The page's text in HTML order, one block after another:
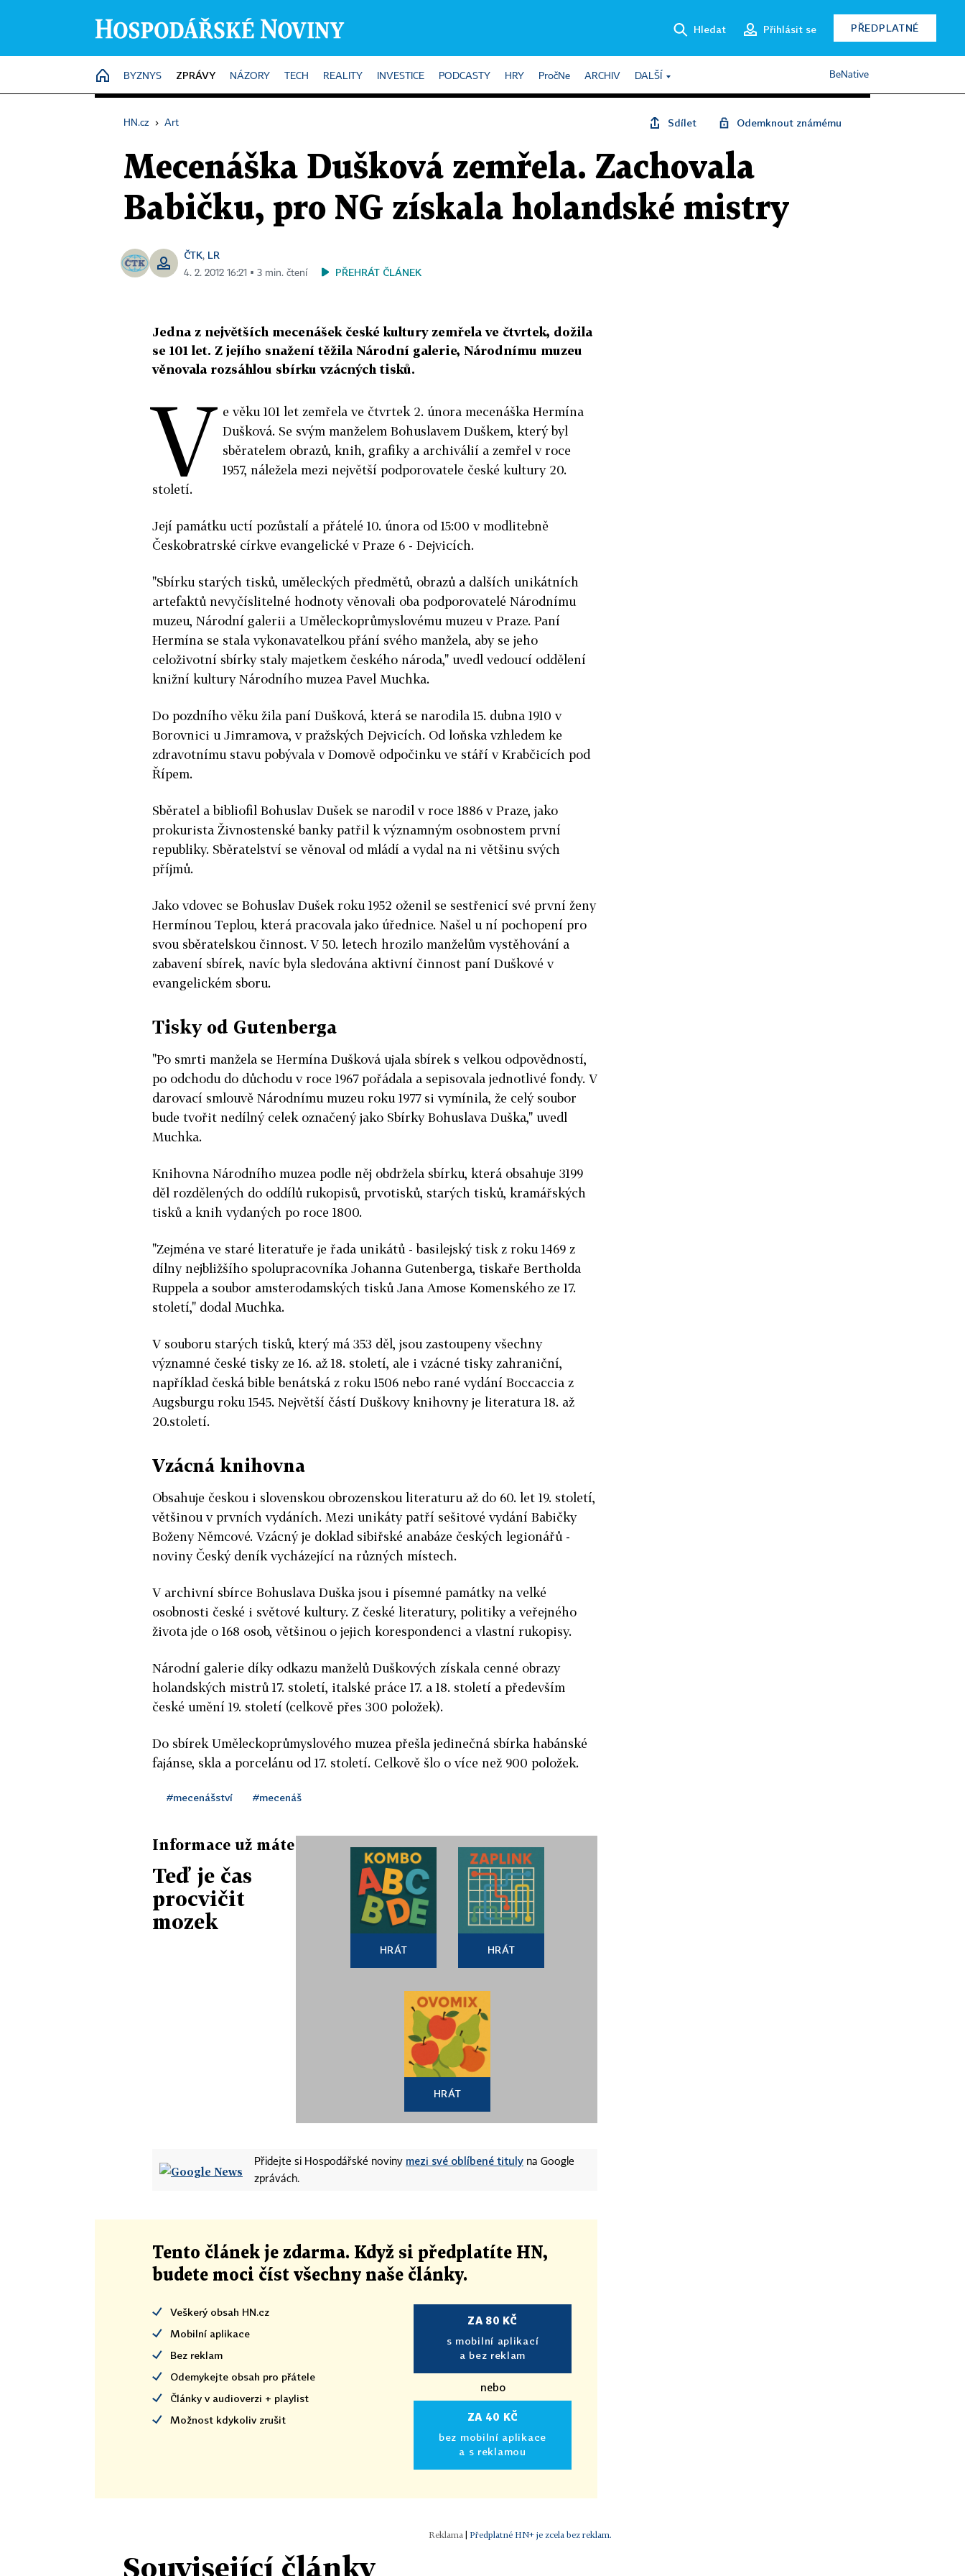
Hledat Přihlásit se PŘEDPLATNÉ
HOME
BYZNYS ZPRÁVY NÁZORY TECH REALITY INVESTICE PODCASTY HRY PročNe ARCHIV DALŠÍ BeNative
HN.cz › Art Sdílet Odemknout známému
Mecenáška Dušková zemřela. Zachovala
Babičku, pro NG získala holandské mistry
ČTK, LR
4. 2. 2012 16:21 ▪ 3 min. čtení PŘEHRÁT ČLÁNEK
Jedna z největších mecenášek české kultury zemřela ve čtvrtek, dožila
se 101 let. Z jejího snažení těžila Národní galerie, Národnímu muzeu
věnovala rozsáhlou sbírku vzácných tisků.
V e věku 101 let zemřela ve čtvrtek 2. února mecenáška Hermína
Dušková. Se svým manželem Bohuslavem Duškem, který byl
sběratelem obrazů, knih, grafiky a archiválií a zemřel v roce
1957, náležela mezi největší podporovatele české kultury 20.
století.
Její památku uctí pozůstalí a přátelé 10. února od 15:00 v modlitebně
Českobratrské církve evangelické v Praze 6 - Dejvicích.
"Sbírku starých tisků, uměleckých předmětů, obrazů a dalších unikátních
artefaktů nevyčíslitelné hodnoty věnovali oba podporovatelé Národnímu
muzeu, Národní galerii a Uměleckoprůmyslovému muzeu v Praze. Paní
Hermína se stala vykonavatelkou přání svého manžela, aby se jeho
celoživotní sbírky staly majetkem českého národa," uvedl vedoucí oddělení
knižní kultury Národního muzea Pavel Muchka.
Do pozdního věku žila paní Dušková, která se narodila 15. dubna 1910 v
Borovnici u Jimramova, v pražských Dejvicích. Od loňska vzhledem ke
zdravotnímu stavu pobývala v Domově odpočinku ve stáří v Krabčicích pod
Řípem.
Sběratel a bibliofil Bohuslav Dušek se narodil v roce 1886 v Praze, jako
prokurista Živnostenské banky patřil k významným osobnostem první
republiky. Sběratelství se věnoval od mládí a vydal na ni většinu svých
příjmů.
Jako vdovec se Bohuslav Dušek roku 1952 oženil se sestřenicí své první ženy
Hermínou Teplou, která pracovala jako úřednice. Našel u ní pochopení pro
svou sběratelskou činnost. V 50. letech hrozilo manželům vystěhování a
zabavení sbírek, navíc byla sledována aktivní činnost paní Duškové v
evangelickém sboru.
Tisky od Gutenberga
"Po smrti manžela se Hermína Dušková ujala sbírek s velkou odpovědností,
po odchodu do důchodu v roce 1967 pořádala a sepisovala jednotlivé fondy. V
darovací smlouvě Národnímu muzeu roku 1977 si vymínila, že celý soubor
bude tvořit nedílný celek označený jako Sbírky Bohuslava Duška," uvedl
Muchka.
Knihovna Národního muzea podle něj obdržela sbírku, která obsahuje 3199
děl rozdělených do oddílů rukopisů, prvotisků, starých tisků, kramářských
tisků a knih vydaných po roce 1800.
"Zejména ve staré literatuře je řada unikátů - basilejský tisk z roku 1469 z
dílny nejbližšího spolupracovníka Johanna Gutenberga, tiskaře Bertholda
Ruppela a soubor amsterodamských tisků Jana Amose Komenského ze 17.
století," dodal Muchka.
V souboru starých tisků, který má 353 děl, jsou zastoupeny všechny
významné české tisky ze 16. až 18. století, ale i vzácné tisky zahraniční,
například česká bible benátská z roku 1506 nebo rané vydání Boccaccia z
Augsburgu roku 1545. Největší částí Duškovy knihovny je literatura 18. až
20.století.
Vzácná knihovna
Obsahuje českou i slovenskou obrozenskou literaturu až do 60. let 19. století,
většinou v prvních vydáních. Mezi unikáty patří sešitové vydání Babičky
Boženy Němcové. Vzácný je doklad sibiřské anabáze českých legionářů -
noviny Český deník vycházející na různých místech.
V archivní sbírce Bohuslava Duška jsou i písemné památky na velké
osobnosti české i světové kultury. Z české literatury, politiky a veřejného
života jde o 168 osob, většinou o jejich korespondenci a vlastní rukopisy.
Národní galerie díky odkazu manželů Duškových získala cenné obrazy
holandských mistrů 17. století, italské práce 17. a 18. století a především
české umění 19. století (celkově přes 300 položek).
Do sbírek Uměleckoprůmyslového muzea přešla jedinečná sbírka habánské
fajánse, skla a porcelánu od 17. století. Celkově šlo o více než 900 položek.
#mecenášství #mecenáš
Informace už máte
Teď je čas
procvičit
mozek
HRÁT HRÁT
HRÁT
Přidejte si Hospodářské noviny mezi své oblíbené tituly na Google
zprávách.
Tento článek je zdarma. Když si předplatíte HN,
budete moci číst všechny naše články.
Veškerý obsah HN.cz
Mobilní aplikace
Bez reklam
Odemykejte obsah pro přátele
Články v audioverzi + playlist
Možnost kdykoliv zrušit
ZA 80 KČ
s mobilní aplikací
a bez reklam
nebo
ZA 40 KČ
bez mobilní aplikace
a s reklamou
Předplatné HN+ je zcela bez reklam.
Související články